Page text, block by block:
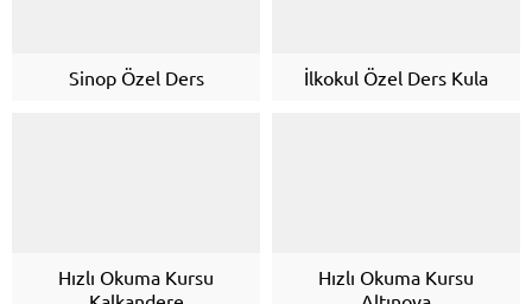
Sinop Özel Ders İlkokul Özel Ders Kula
Hızlı Okuma Kursu
Hızlı Okuma Kursu